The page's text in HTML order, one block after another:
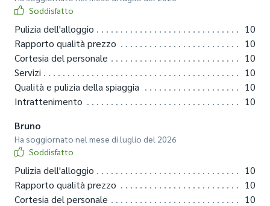
Soddisfatto
Pulizia dell'alloggio
10
Rapporto qualità prezzo
10
Cortesia del personale
10
Servizi
10
Qualità e pulizia della spiaggia
10
Intrattenimento
10
Bruno
Ha soggiornato nel mese di luglio del 2026
Soddisfatto
Pulizia dell'alloggio
10
Rapporto qualità prezzo
10
Cortesia del personale
10